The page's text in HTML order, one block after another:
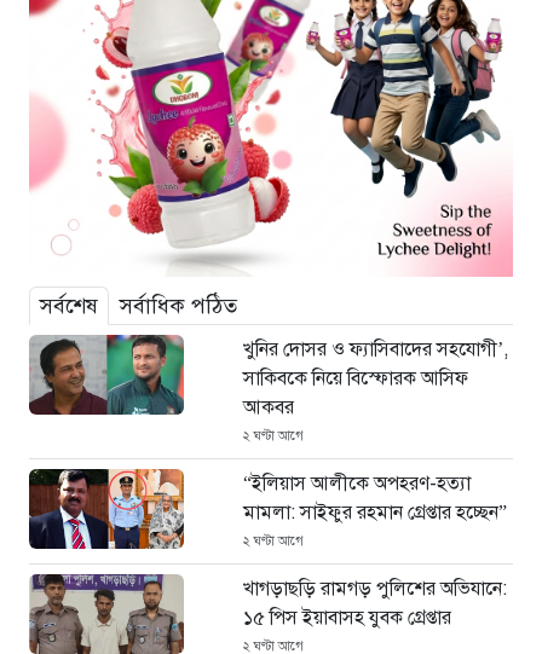
সর্বশেষ সর্বাধিক পঠিত
খুনির দোসর ও ফ্যাসিবাদের সহযোগী’,
সাকিবকে নিয়ে বিস্ফোরক আসিফ
আকবর
২ ঘণ্টা আগে
“ইলিয়াস আলীকে অপহরণ-হত্যা
মামলা: সাইফুর রহমান গ্রেপ্তার হচ্ছেন”
২ ঘণ্টা আগে
খাগড়াছড়ি রামগড় পুলিশের অভিযানে:
১৫ পিস ইয়াবাসহ যুবক গ্রেপ্তার
২ ঘণ্টা আগে